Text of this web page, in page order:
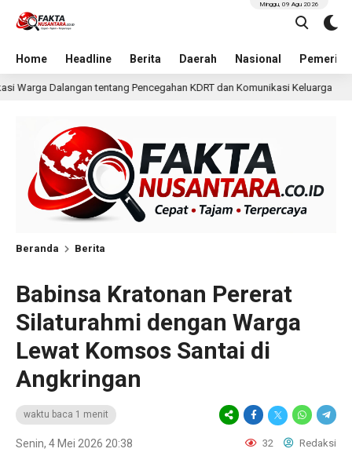
Home Headline Berita Daerah Nasional
Minggu, 09 Agu 2026
KDRT dan Komunikasi Keluarga 1 hari lalu KKN Undip
Beranda Berita
Babinsa Kratonan Pererat
Silaturahmi dengan Warga
Lewat Komsos Santai di
Angkringan
waktu baca 1 menit
Senin, 4 Mei 2026 20:38 32 Redaksi